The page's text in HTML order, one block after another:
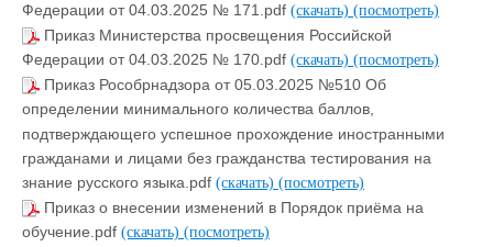
Федерации от 04.03.2025 № 171.pdf (скачать) (посмотреть)
Приказ Министерства просвещения Российской
Федерации от 04.03.2025 № 170.pdf (скачать) (посмотреть)
Приказ Рособрнадзора от 05.03.2025 №510 Об
определении минимального количества баллов,
подтверждающего успешное прохождение иностранными
гражданами и лицами без гражданства тестирования на
знание русского языка.pdf (скачать) (посмотреть)
Приказ о внесении изменений в Порядок приёма на
обучение.pdf (скачать) (посмотреть)